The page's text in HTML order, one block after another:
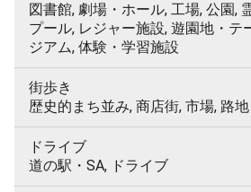
図書館, 劇場・ホール, 工場, 公園,
プール, レジャー施設, 遊園地・テ
ジアム, 体験・学習施設
街歩き
歴史的まち並み, 商店街, 市場, 路地
ドライブ
道の駅・SA, ドライブ